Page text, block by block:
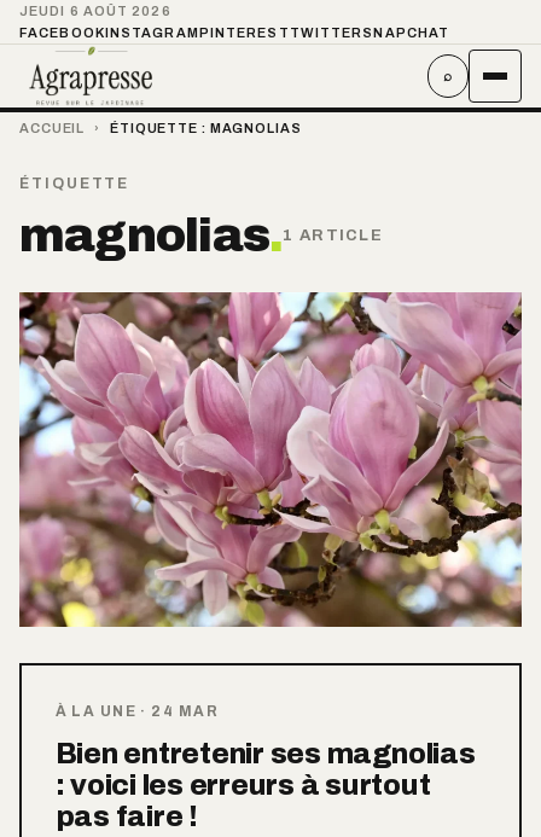
JEUDI 6 AOÛT 2026
FACEBOOKINSTAGRAMPINTEREST TWITTER SNAPCHAT
⌕
ACCUEIL › ÉTIQUETTE : MAGNOLIAS
ÉTIQUETTE
magnolias.1 ARTICLE
À LA UNE · 24 MAR
Bien entretenir ses magnolias
: voici les erreurs à surtout
pas faire !